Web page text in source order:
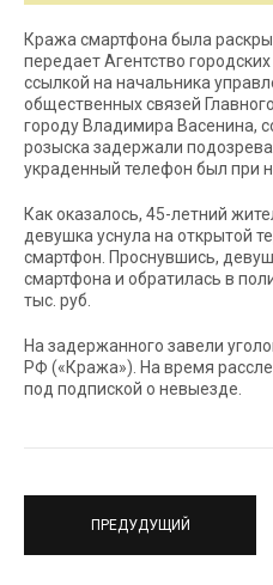
Кража смартфона была
передает Агентство
ссылкой на начальника
общественных связей
городу Владимира Васенина,
розыска задержали
украденный телефон был при
Как оказалось, 45-летний
девушка уснула на открытой
смартфон. Проснувшись,
смартфона и обратилась в
тыс. руб.
На задержанного завели
РФ («Кража»). На время
под подпиской о невыезде.
ПРЕДУДУЩИЙ